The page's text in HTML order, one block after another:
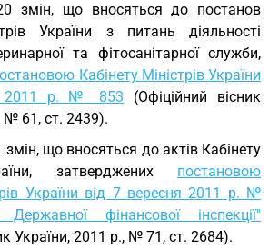
змін, що вносяться до постанов
України з питань діяльності
та фітосанітарної служби,
Кабінету Міністрів України
2011 р. № 853 (Офіційний вісник
№ 61, ст. 2439).
що вносяться до актів Кабінету
затверджених постановою
України від 7 вересня 2011 р. №
фінансової інспекції"
України, 2011 р., № 71, ст. 2684).